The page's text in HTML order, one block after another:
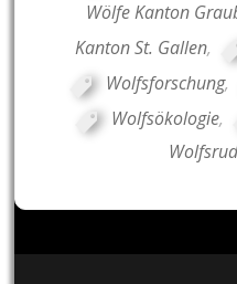
Wölfe Kanton
Kanton St. Gallen,
Wolfsforschung,
Wolfsökologie,